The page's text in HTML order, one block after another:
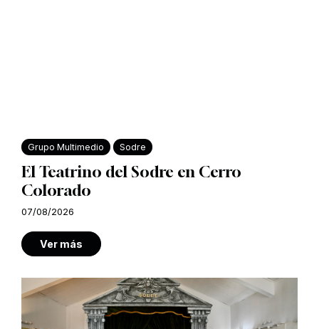
Grupo Multimedio Sodre
El Teatrino del Sodre en Cerro
Colorado
07/08/2026
Ver más